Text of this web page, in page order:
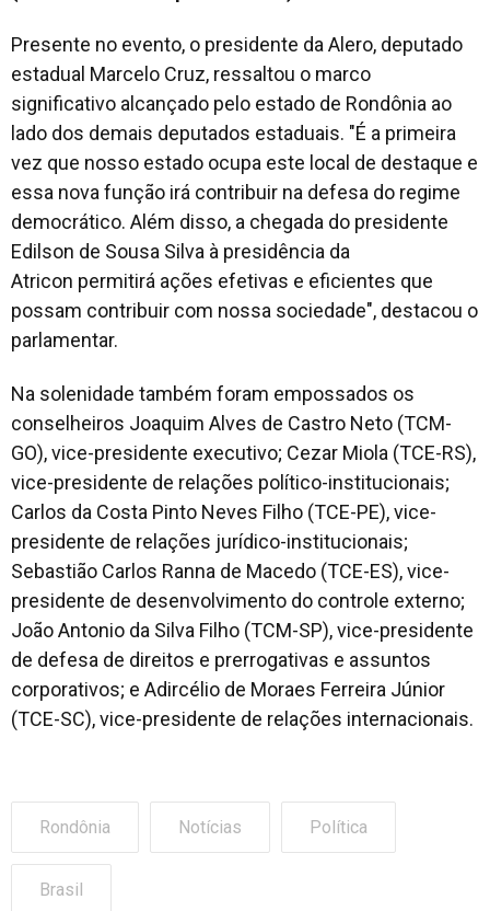
Presente no evento, o presidente da Alero, deputado
estadual Marcelo Cruz, ressaltou o marco
significativo alcançado pelo estado de Rondônia ao
lado dos demais deputados estaduais. "É a primeira
vez que nosso estado ocupa este local de destaque e
essa nova função irá contribuir na defesa do regime
democrático. Além disso, a chegada do presidente
Edilson de Sousa Silva à presidência da
Atricon permitirá ações efetivas e eficientes que
possam contribuir com nossa sociedade", destacou o
parlamentar.
Na solenidade também foram empossados os
conselheiros Joaquim Alves de Castro Neto (TCM-
GO), vice-presidente executivo; Cezar Miola (TCE-RS),
vice-presidente de relações político-institucionais;
Carlos da Costa Pinto Neves Filho (TCE-PE), vice-
presidente de relações jurídico-institucionais;
Sebastião Carlos Ranna de Macedo (TCE-ES), vice-
presidente de desenvolvimento do controle externo;
João Antonio da Silva Filho (TCM-SP), vice-presidente
de defesa de direitos e prerrogativas e assuntos
corporativos; e Adircélio de Moraes Ferreira Júnior
(TCE-SC), vice-presidente de relações internacionais.
Rondônia Notícias Política
Brasil